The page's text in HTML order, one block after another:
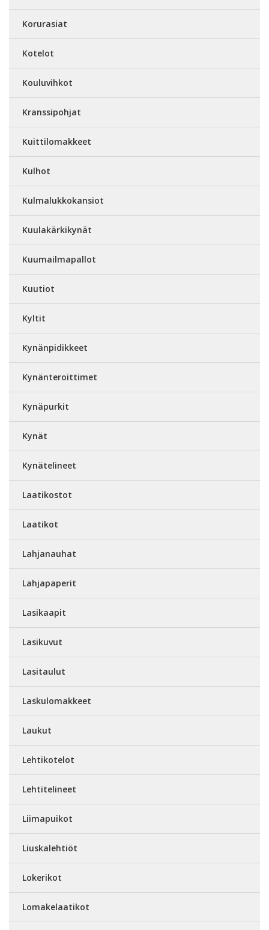
Korurasiat
Kotelot
Kouluvihkot
Kranssipohjat
Kuittilomakkeet
Kulhot
Kulmalukkokansiot
Kuulakärkikynät
Kuumailmapallot
Kuutiot
Kyltit
Kynänpidikkeet
Kynänteroittimet
Kynäpurkit
Kynät
Kynätelineet
Laatikostot
Laatikot
Lahjanauhat
Lahjapaperit
Lasikaapit
Lasikuvut
Lasitaulut
Laskulomakkeet
Laukut
Lehtikotelot
Lehtitelineet
Liimapuikot
Liuskalehtiöt
Lokerikot
Lomakelaatikot